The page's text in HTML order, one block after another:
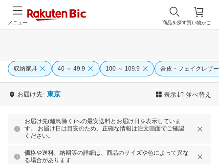
買い物かご
商品を探す
メニュー
収納家具 40 ～ 49.9 100 ～ 109.9 合皮・フェイクレザー
お届け先: 東京 表示 並べ替え
お届け先(離島除く)への最安送料とお届け日を表示していま
す。 お届け日は目安のため、正確な情報は注文画面でご確認
ください。
価格や送料、納期等の詳細は、商品のサイズや色によって異な
る場合があります